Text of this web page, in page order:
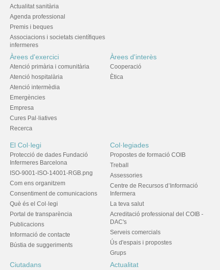
Actualitat sanitària
Agenda professional
Premis i beques
Associacions i societats científiques
infermeres
Àrees d'exercici
Atenció primària i comunitària
Atenció hospitalària
Atenció intermèdia
Emergències
Empresa
Cures Pal·liatives
Recerca
Àrees d'interès
Cooperació
Ètica
El Col·legi
Protecció de dades Fundació
Infermeres Barcelona
ISO-9001-ISO-14001-RGB.png
Com ens organitzem
Consentiment de comunicacions
Què és el Col·legi
Portal de transparència
Publicacions
Informació de contacte
Bústia de suggeriments
Col·legiades
Propostes de formació COIB
Treball
Assessories
Centre de Recursos d’Informació
Infermera
La teva salut
Acreditació professional del COIB -
DAC's
Serveis comercials
Ús d'espais i propostes
Grups
Ciutadans Actualitat